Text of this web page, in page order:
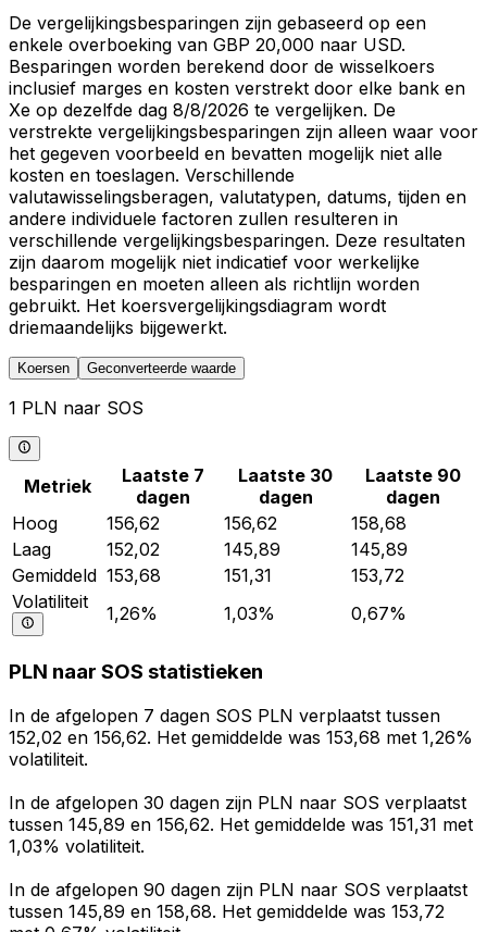
De vergelijkingsbesparingen zijn gebaseerd op een
enkele overboeking van GBP 20,000 naar USD.
Besparingen worden berekend door de wisselkoers
inclusief marges en kosten verstrekt door elke bank en
Xe op dezelfde dag 8/8/2026 te vergelijken. De
verstrekte vergelijkingsbesparingen zijn alleen waar voor
het gegeven voorbeeld en bevatten mogelijk niet alle
kosten en toeslagen. Verschillende
valutawisselingsberagen, valutatypen, datums, tijden en
andere individuele factoren zullen resulteren in
verschillende vergelijkingsbesparingen. Deze resultaten
zijn daarom mogelijk niet indicatief voor werkelijke
besparingen en moeten alleen als richtlijn worden
gebruikt. Het koersvergelijkingsdiagram wordt
driemaandelijks bijgewerkt.
Koersen Geconverteerde waarde
1 PLN naar SOS
Metriek
Laatste 7
dagen
Laatste 30
dagen
Laatste 90
dagen
Hoog
156,62 156,62
158,68
Laag
152,02 145,89
145,89
Gemiddeld 153,68 151,31
153,72
Volatiliteit
1,26% 1,03% 0,67%
PLN naar SOS statistieken
In de afgelopen 7 dagen SOS PLN verplaatst tussen
152,02 en 156,62. Het gemiddelde was 153,68 met 1,26%
volatiliteit.
In de afgelopen 30 dagen zijn PLN naar SOS verplaatst
tussen 145,89 en 156,62. Het gemiddelde was 151,31 met
1,03% volatiliteit.
In de afgelopen 90 dagen zijn PLN naar SOS verplaatst
tussen 145,89 en 158,68. Het gemiddelde was 153,72